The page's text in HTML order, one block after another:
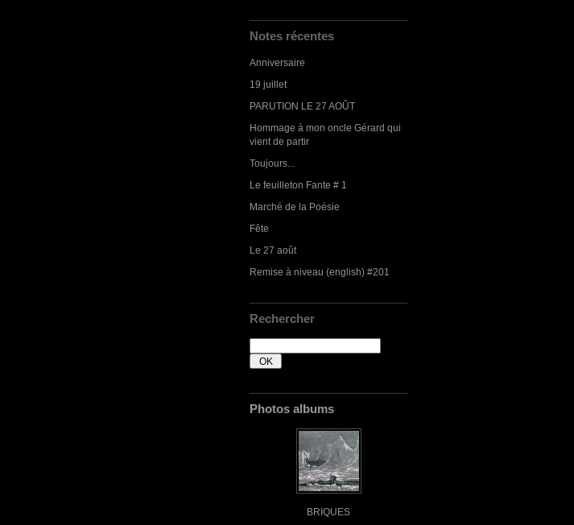
Notes récentes
Anniversaire
19 juillet
PARUTION LE 27 AOÛT
Hommage à mon oncle Gérard qui
vient de partir
Toujours...
Le feuilleton Fante # 1
Marché de la Poésie
Fête
Le 27 août
Remise à niveau (english) #201
Rechercher
Photos albums
BRIQUES